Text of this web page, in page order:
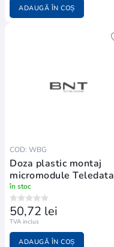
ADAUGĂ ÎN COȘ
COD: WBG
Doza plastic montaj
micromodule Teledata
în stoc
50,72 lei
TVA inclus
ADAUGĂ ÎN COȘ